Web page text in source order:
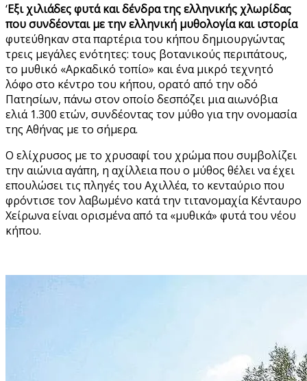
‘Εξι χιλιάδες φυτά και δένδρα της ελληνικής χλωρίδας
που συνδέονται με την ελληνική μυθολογία και ιστορία
φυτεύθηκαν στα παρτέρια του κήπου δημιουργώντας
τρεις μεγάλες ενότητες: τους βοτανικούς περιπάτους,
το μυθικό «Αρκαδικό τοπίο» και ένα μικρό τεχνητό
λόφο στο κέντρο του κήπου, ορατό από την οδό
Πατησίων, πάνω στον οποίο δεσπόζει μια αιωνόβια
ελιά 1.300 ετών, συνδέοντας τον μύθο για την ονομασία
της Αθήνας με το σήμερα.
Ο ελίχρυσος με το χρυσαφί του χρώμα που συμβολίζει
την αιώνια αγάπη, η αχίλλεια που ο μύθος θέλει να έχει
επουλώσει τις πληγές του Αχιλλέα, το κενταύριο που
φρόντισε τον λαβωμένο κατά την τιτανομαχία Κένταυρο
Χείρωνα είναι ορισμένα από τα «μυθικά» φυτά του νέου
κήπου.